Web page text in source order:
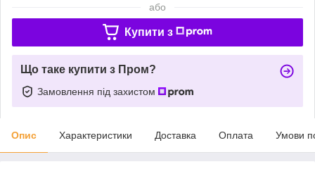
або
Купити з
Що таке купити з Пром?
Замовлення під захистом
Опис Характеристики Доставка Оплата Умови